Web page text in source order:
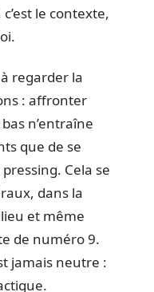
le contexte,
regarder la
: affronter
n’entraîne
que de se
Cela se
dans la
et même
de numéro 9.
jamais neutre :